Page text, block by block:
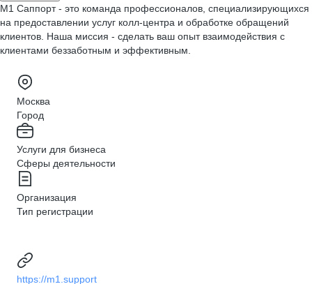
M1 Саппорт - это команда профессионалов, специализирующихся
на предоставлении услуг колл-центра и обработке обращений
клиентов. Наша миссия - сделать ваш опыт взаимодействия с
клиентами беззаботным и эффективным.
Москва
Город
Услуги для бизнеса
Сферы деятельности
Организация
Тип регистрации
https://m1.support